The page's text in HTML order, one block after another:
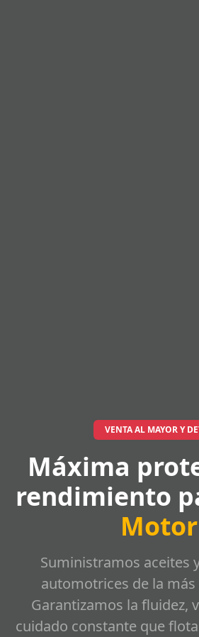
VENTA AL MAYOR Y
Máxima
rendimiento
Motor
Suministramos aceites
automotrices de la más
Garantizamos la fluidez,
cuidado constante que